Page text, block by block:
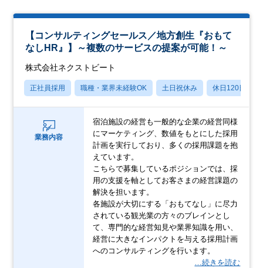
【コンサルティングセールス／地方創生『おもて
なしHR』】～複数のサービスの提案が可能！～
株式会社ネクストビート
正社員採用 職種・業界未経験OK 土日祝休み 休日120日以上
業務内容
宿泊施設の経営も一般的な企業の経営同様
にマーケティング、数値をもとにした採用
計画を実行しており、多くの採用課題を抱
えています。
こちらで募集しているポジションでは、採
用の支援を軸としてお客さまの経営課題の
解決を担います。
各施設が大切にする「おもてなし」に尽力
されている観光業の方々のブレインとし
て、専門的な経営知見や業界知識を用い、
経営に大きなインパクトを与える採用計画
へのコンサルティングを行います。
…続きを読む